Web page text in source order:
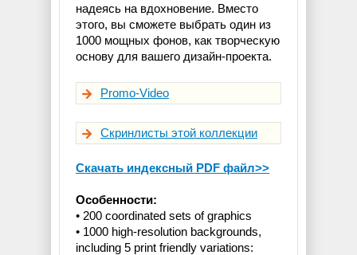
надеясь на вдохновение. Вместо
этого, вы сможете выбрать один из
1000 мощных фонов, как творческую
основу для вашего дизайн-проекта.
Promo-Video
Скринлисты этой коллекции
Скачать индексный PDF файл>>
Особенности:
• 200 coordinated sets of graphics
• 1000 high-resolution backgrounds,
including 5 print friendly variations: